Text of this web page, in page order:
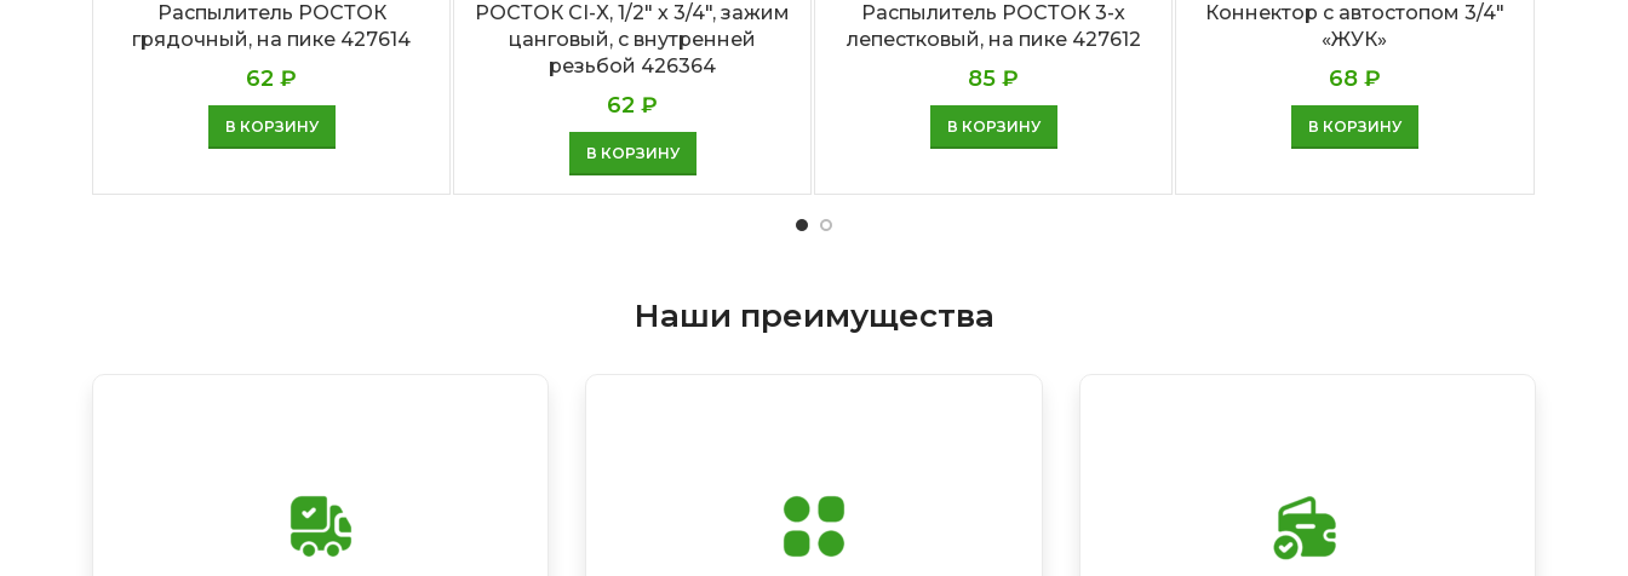
Распылитель РОСТОК
грядочный, на пике 427614
62₽
В КОРЗИНУ
РОСТОК CI-X, 1/2″ х 3/4″, зажим
цанговый, с внутренней
резьбой 426364
62₽
В КОРЗИНУ
Распылитель РОСТОК 3-х
лепестковый, на пике 427612
85₽
В КОРЗИНУ
Коннектор с автостопом 3/4″
«ЖУК»
68 ₽
В КОРЗИНУ
Наши преимущества